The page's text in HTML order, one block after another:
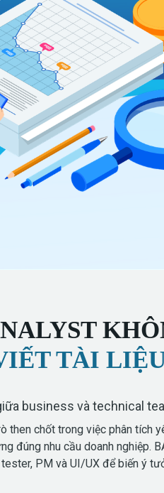
TÀI
business và technical
then chốt trong việc phân tích
đúng nhu cầu doanh nghiệp.
PM và UI/UX để biến ý